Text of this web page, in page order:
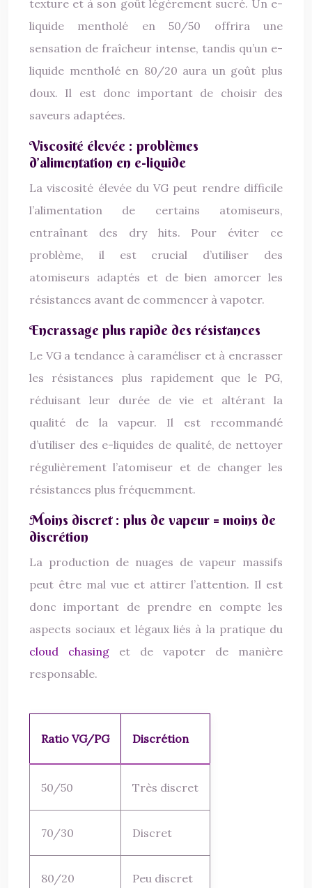
texture et à son goût légèrement sucré. Un e-
liquide mentholé en 50/50 offrira une
sensation de fraîcheur intense, tandis qu’un e-
liquide mentholé en 80/20 aura un goût plus
doux. Il est donc important de choisir des
saveurs adaptées.
Viscosité élevée : problèmes
d’alimentation en e-liquide
La viscosité élevée du VG peut rendre difficile
l’alimentation de certains atomiseurs,
entraînant des dry hits. Pour éviter ce
problème, il est crucial d’utiliser des
atomiseurs adaptés et de bien amorcer les
résistances avant de commencer à vapoter.
Encrassage plus rapide des résistances
Le VG a tendance à caraméliser et à encrasser
les résistances plus rapidement que le PG,
réduisant leur durée de vie et altérant la
qualité de la vapeur. Il est recommandé
d’utiliser des e-liquides de qualité, de nettoyer
régulièrement l’atomiseur et de changer les
résistances plus fréquemment.
Moins discret : plus de vapeur = moins de
discrétion
La production de nuages de vapeur massifs
peut être mal vue et attirer l’attention. Il est
donc important de prendre en compte les
aspects sociaux et légaux liés à la pratique du
cloud chasing et de vapoter de manière
responsable.
Ratio VG/PG Discrétion
50/50 Très discret
70/30 Discret
80/20 Peu discret